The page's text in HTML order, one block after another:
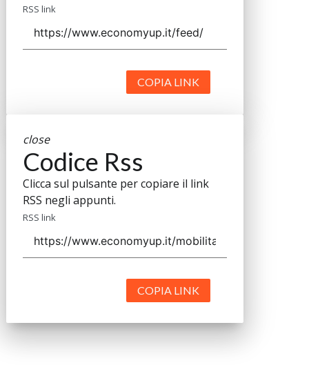
RSS link
COPIA LINK
close
Codice Rss
Clicca sul pulsante per copiare il link
RSS negli appunti.
RSS link
COPIA LINK